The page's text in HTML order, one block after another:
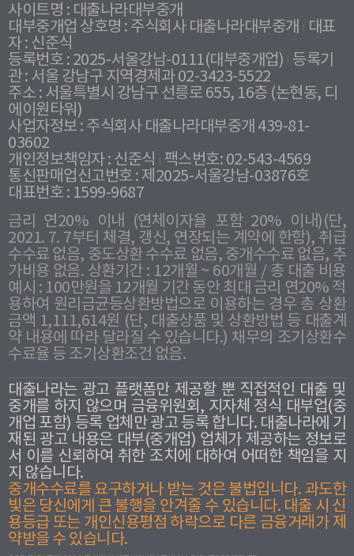
사이트명 : 대출나라대부중개
대부중개업 상호명 : 주식회사 대출나라대부중개
대표
자 : 신준식
등록번호 : 2025-서울강남-0111(대부중개업) 등록기
관 : 서울 강남구 지역경제과 02-3423-5522
주소 : 서울특별시 강남구 선릉로 655, 16층 (논현동, 디
에이원타워)
사업자정보 : 주식회사 대출나라대부중개 439-81-
03602
개인정보책임자 : 신준식
팩스번호: 02-543-4569
통신판매업신고번호 : 제2025-서울강남-03876호
대표번호 : 1599-9687
금리 연20% 이내 (연체이자율 포함 20% 이내)(단,
2021. 7. 7부터 체결, 갱신, 연장되는 계약에 한함), 취급
수수료 없음, 중도상환 수수료 없음, 중개수수료 없음, 추
가비용 없음. 상환기간 : 12개월 ~ 60개월 / 총 대출 비용
예시 : 100만원을 12개월 기간 동안 최대 금리 연20% 적
용하여 원리금균등상환방법으로 이용하는 경우 총 상환
금액 1,111,614원 (단, 대출상품 및 상환방법 등 대출계
약 내용에 따라 달라질 수 있습니다.) 채무의 조기상환수
수료율 등 조기상환조건 없음.
대출나라는 광고 플랫폼만 제공할 뿐 직접적인 대출 및
중개를 하지 않으며 금융위원회, 지자체 정식 대부업(중
개업 포함) 등록 업체만 광고 등록 합니다. 대출나라에 기
재된 광고 내용은 대부(중개업) 업체가 제공하는 정보로
서 이를 신뢰하여 취한 조치에 대하여 어떠한 책임을 지
지 않습니다.
중개수수료를 요구하거나 받는 것은 불법입니다. 과도한
빛은 당신에게 큰 불행을 안겨줄 수 있습니다. 대출 시 신
용등급 또는 개인신용평점 하락으로 다른 금융거래가 제
약받을 수 있습니다.